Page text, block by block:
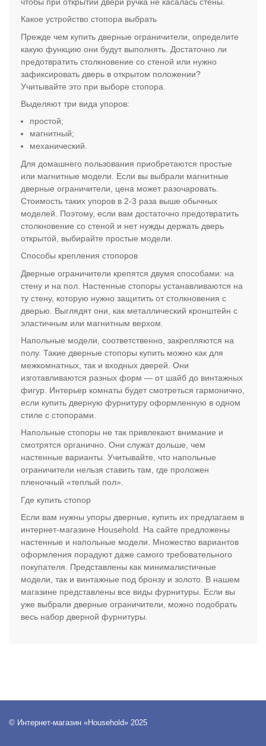
Какое устройство стопора выбрать
Прежде чем купить дверные ограничители, определите
какую функцию они будут выполнять. Достаточно ли
предотвратить столкновение со стеной или нужно
зафиксировать дверь в открытом положении?
Учитывайте это при выборе стопора.
Выделяют три вида упоров:
простой;
магнитный;
механический.
Для домашнего пользования приобретаются простые
или магнитные модели. Если вы выбрали магнитные
дверные ограничители, цена может разочаровать.
Стоимость таких упоров в 2-3 раза выше обычных
моделей. Поэтому, если вам достаточно предотвратить
столкновение со стеной и нет нужды держать дверь
открытой, выбирайте простые модели.
Способы крепления стопоров
Дверные ограничители крепятся двумя способами: на
стену и на пол. Настенные стопоры устанавливаются на
ту стену, которую нужно защитить от столкновения с
дверью. Выглядят они, как металлический кронштейн с
эластичным или магнитным верхом.
Напольные модели, соответственно, закрепляются на
полу. Такие дверные стопоры купить можно как для
межкомнатных, так и входных дверей. Они
изготавливаются разных форм — от шайб до винтажных
фигур. Интерьер комнаты будет смотреться гармонично,
если купить дверную фурнитуру оформленную в одном
стиле с стопорами.
Напольные стопоры не так привлекают внимание и
смотрятся органично. Они служат дольше, чем
настенные варианты. Учитывайте, что напольные
ограничители нельзя ставить там, где проложен
пленочный «теплый пол».
Где купить стопор
Если вам нужны упоры дверные, купить их предлагаем в
интернет-магазине Household. На сайте предложены
настенные и напольные модели. Множество вариантов
оформления порадуют даже самого требовательного
покупателя. Представлены как минималистичные
модели, так и винтажные под бронзу и золото. В нашем
магазине представлены все виды фурнитуры. Если вы
уже выбрали дверные ограничители, можно подобрать
весь набор дверной фурнитуры.
© Интернет-магазин «Household» 2025